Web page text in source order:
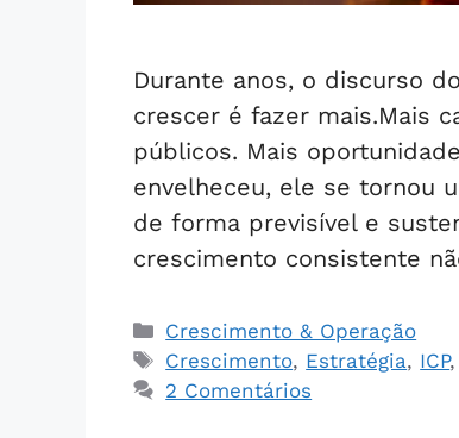
Durante anos, o discurso
crescer é fazer mais.Mais
públicos. Mais
envelheceu, ele se tornou
de forma previsível e
crescimento consistente
Crescimento & Operação
Crescimento, Estratégia, ICP,
2 Comentários